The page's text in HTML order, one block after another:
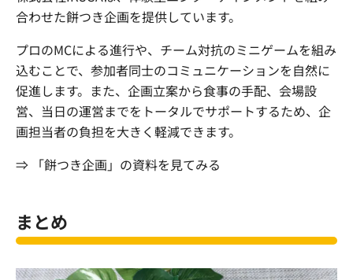
合わせた餅つき企画を提供しています。
プロのMCによる進行や、チーム対抗のミニゲームを組み
込むことで、参加者同士のコミュニケーションを自然に
促進します。また、企画立案から食事の手配、会場設
営、当日の運営までをトータルでサポートするため、企
画担当者の負担を大きく軽減できます。
⇒ 「餅つき企画」の資料を見てみる
まとめ